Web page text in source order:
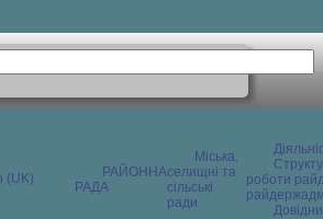
РАЙОННА
РАДА
Міська,
селищні та
сільські
ради
роботи